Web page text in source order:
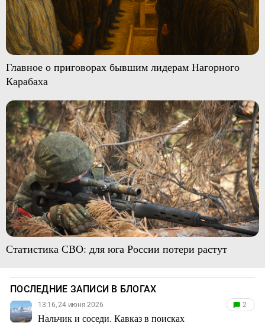
Главное о приговорах бывшим лидерам Нагорного
Карабаха
Статистика СВО: для юга России потери растут
ПОСЛЕДНИЕ ЗАПИСИ В БЛОГАХ
13:16, 24 июня 2026
Нальчик и соседи. Кавказ в поисках
2